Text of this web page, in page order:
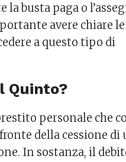
busta paga o
avere chiare
a questo tipo di
Quinto?
personale che
della cessione di
In sostanza, il